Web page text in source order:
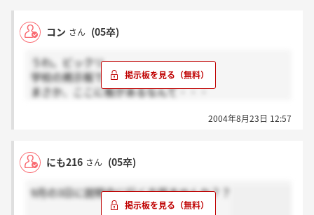
コン さん (05卒)
うわ。ビックリ
学校の掲示板でここの求人見ました。
まさか、ここに板があるなんて・・・
2004年8月23日 12:57
にも216 さん (05卒)
9月の3日に説明会に行く方居ませんか？？